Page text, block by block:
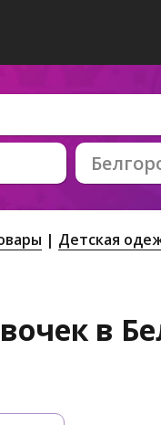
Детская
в